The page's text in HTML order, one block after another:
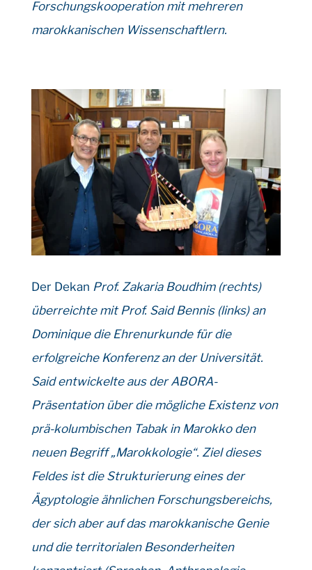
Forschungskooperation mit mehreren
marokkanischen Wissenschaftlern.
Der Dekan Prof. Zakaria Boudhim (rechts)
überreichte mit Prof. Said Bennis (links) an
Dominique die Ehrenurkunde für die
erfolgreiche Konferenz an der Universität.
Said entwickelte aus der ABORA-
Präsentation über die mögliche Existenz von
prä-kolumbischen Tabak in Marokko den
neuen Begriff „Marokkologie“. Ziel dieses
Feldes ist die Strukturierung eines der
Ägyptologie ähnlichen Forschungsbereichs,
der sich aber auf das marokkanische Genie
und die territorialen Besonderheiten